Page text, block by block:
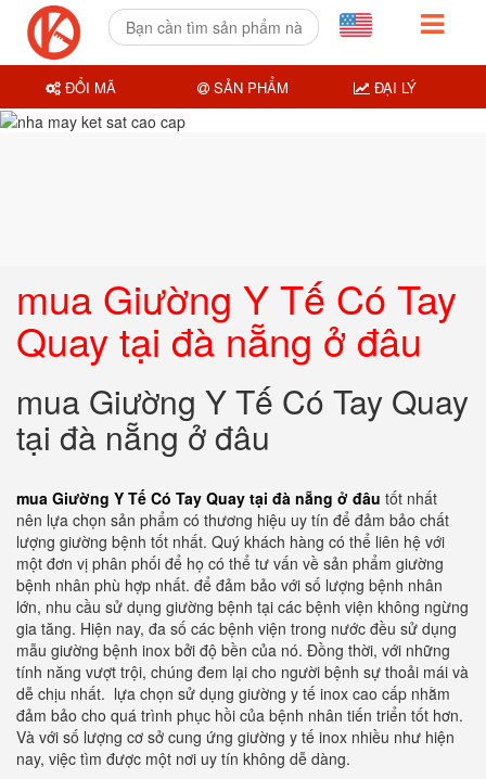
mua Giường Y Tế Có Tay
Quay tại đà nẵng ở đâu
mua Giường Y Tế Có Tay Quay
tại đà nẵng ở đâu
mua Giường Y Tế Có Tay Quay tại đà nẵng ở đâu tốt nhất
nên lựa chọn sản phẩm có thương hiệu uy tín để đảm bảo chất
lượng giường bệnh tốt nhất. Quý khách hàng có thể liên hệ với
một đơn vị phân phối để họ có thể tư vấn về sản phẩm giường
bệnh nhân phù hợp nhất. để đảm bảo với số lượng bệnh nhân
lớn, nhu cầu sử dụng giường bệnh tại các bệnh viện không ngừng
gia tăng. Hiện nay, đa số các bệnh viện trong nước đều sử dụng
mẫu giường bệnh inox bởi độ bền của nó. Đồng thời, với những
tính năng vượt trội, chúng đem lại cho người bệnh sự thoải mái và
dễ chịu nhất. lựa chọn sử dụng giường y tế inox cao cấp nhằm
đảm bảo cho quá trình phục hồi của bệnh nhân tiến triển tốt hơn.
Và với số lượng cơ sở cung ứng giường y tế inox nhiều như hiện
nay, việc tìm được một nơi uy tín không dễ dàng.
ĐỔI MÃ SẢN PHẨM ĐẠI LÝ